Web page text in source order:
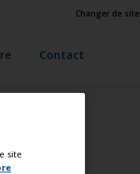
Changer de site
Contact
site